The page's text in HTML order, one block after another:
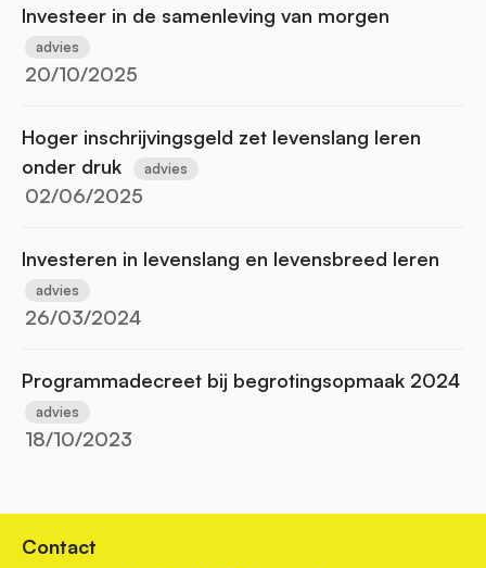
Investeer in de samenleving van morgen
advies
20/10/2025
Hoger inschrijvingsgeld zet levenslang leren
onder druk
advies
02/06/2025
Investeren in levenslang en levensbreed leren
advies
26/03/2024
Programmadecreet bij begrotingsopmaak 2024
advies
18/10/2023
Contact